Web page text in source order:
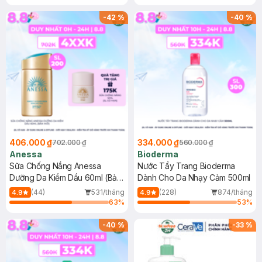
SPF 50+ 20ml (SL Có Hạn)
(SL có hạn)
-42%
406.000 ₫702.000 ₫
Anessa
Sữa Chống Nắng Anessa
Dưỡng Da Kiềm Dầu 60ml (Bản
Mới)
4.9 (44)
531/tháng
63%
-40%
334.000 ₫560.000 ₫
Bioderma
Nước Tẩy Trang Bioderma
Dành Cho Da Nhạy Cảm 500ml
4.9 (228)
874/tháng
53%
-40% -33 %